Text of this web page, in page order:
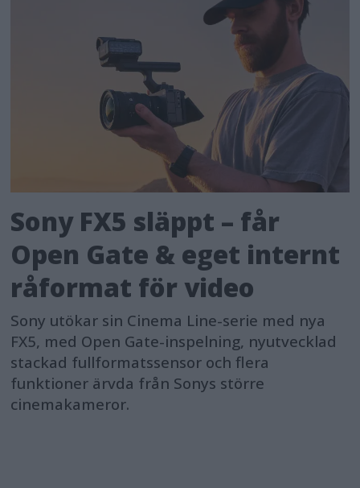
Sony FX5 släppt – får
Open Gate & eget internt
råformat för video
Sony utökar sin Cinema Line-serie med nya
FX5, med Open Gate-inspelning, nyutvecklad
stackad fullformatssensor och flera
funktioner ärvda från Sonys större
cinemakameror.